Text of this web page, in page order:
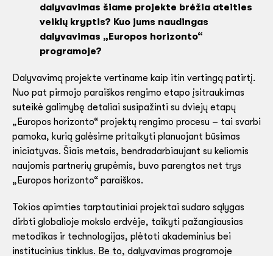
dalyvavimas šiame projekte brėžia ateities
veiklų kryptis? Kuo jums naudingas
dalyvavimas „Europos horizonto“
programoje?
Dalyvavimą projekte vertiname kaip itin vertingą patirtį.
Nuo pat pirmojo paraiškos rengimo etapo įsitraukimas
suteikė galimybę detaliai susipažinti su dviejų etapų
„Europos horizonto“ projektų rengimo procesu – tai svarbi
pamoka, kurią galėsime pritaikyti planuojant būsimas
iniciatyvas. Šiais metais, bendradarbiaujant su keliomis
naujomis partnerių grupėmis, buvo parengtos net trys
„Europos horizonto“ paraiškos.
Tokios apimties tarptautiniai projektai sudaro sąlygas
dirbti globalioje mokslo erdvėje, taikyti pažangiausias
metodikas ir technologijas, plėtoti akademinius bei
institucinius tinklus. Be to, dalyvavimas programoje